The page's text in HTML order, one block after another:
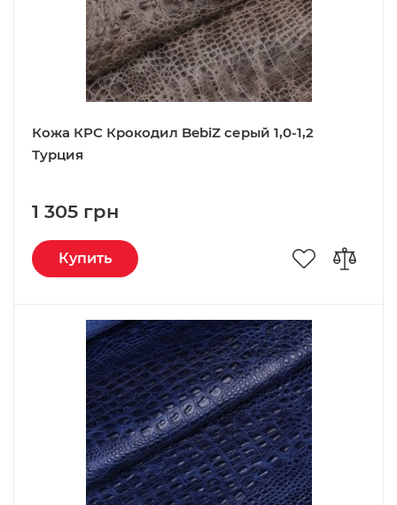
Кожа КРС Крокодил BebiZ серый 1,0-1,2
Турция
1 305 грн
Купить